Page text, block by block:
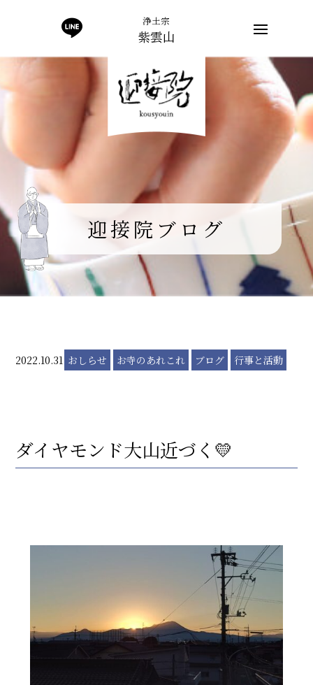
浄土宗
紫雲山
迎接院ブログ
2022.10.31 おしらせ お寺のあれこれ ブログ 行事と活動
ダイヤモンド大山近づく💛